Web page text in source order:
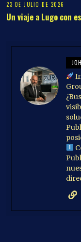
23 DE JULIO DE 2026
Un viaje a Lugo con